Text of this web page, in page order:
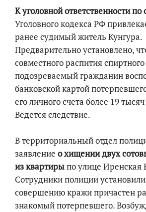
К уголовной ответственности по
Уголовного кодекса РФ
ранее судимый житель Кунгура.
Предварительно установлено,
совместного распития спиртного
подозреваемый гражданин
банковской картой
его личного счета более 19
Ведется следствие.
В территориальный отдел
заявление о хищении двух
из квартирыпо улице Иренская
Сотрудники полиции
совершению кражи причастен
знакомый потерпевшего.